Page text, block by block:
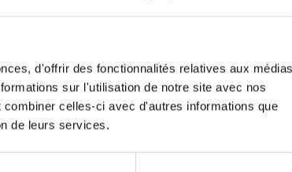
d'offrir des fonctionnalités relatives aux médias
sur l'utilisation de notre site avec nos
celles-ci avec d'autres informations que
de leurs services.
like a PRO -
edition (EN)